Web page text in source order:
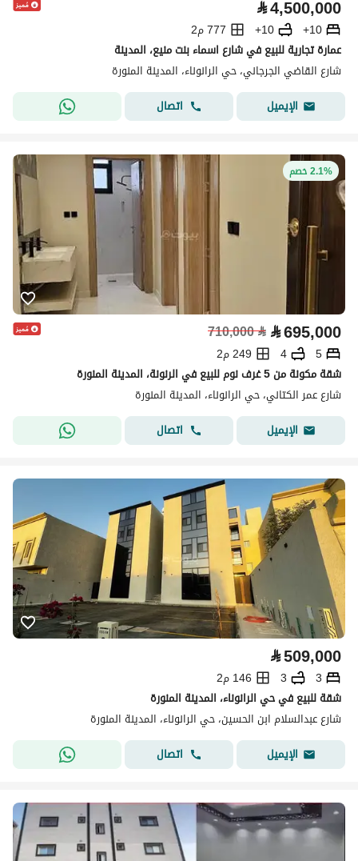
⃁4,500,000
10+
10+
777 م2
عمارة تجارية للبيع في شارع اسماء بنت منيع، المدينة
شارع القاضي الجرجاني، حي الرانوناء، المدينة المنورة
الإيميل
اتصال
2.1% خصم
⃁695,000
⃁
710,000
5
4
249 م2
شقة مكونة من 5 غرف نوم للبيع في الرنونة، المدينة المنورة
شارع عمر الكتاني، حي الرانوناء، المدينة المنورة
الإيميل
اتصال
⃁509,000
3
3
146 م2
شقة للبيع في حي الرانوناء، المدينة المنورة
شارع عبدالسلام ابن الحسين، حي الرانوناء، المدينة المنورة
الإيميل
اتصال